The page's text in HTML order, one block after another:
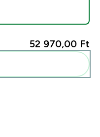
52 970,00 Ft‎